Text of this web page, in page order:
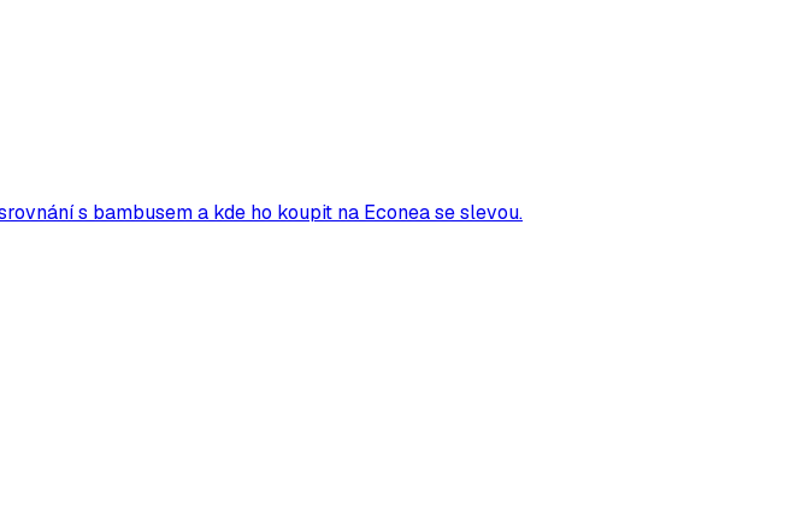
s bambusem a kde ho koupit na Econea se slevou.